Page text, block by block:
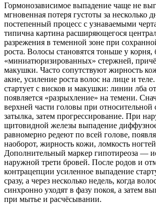
Гормонозависимое выпадение чаще не
мгновенная потеря густоты за несколько
постепенный процесс с узнаваемыми
типична картина расширяющегося
разрежения в теменной зоне при
роста. Волосы становятся тоньше у корня,
«миниатюризированных» стержней,
макушки. Часто сопутствуют жирность
акне, усиление роста волос на лице и
стартует с висков и макушки: линии лба
появляется «разрыхление» на темени.
верхней части головы при относительной
затылка, затем прогрессирование. При
щитовидной железы выпадение
равномерно редеют по всей голове,
наоборот, жирность кожи, ломкость
Дополнительный маркер гипотиреоза —
наружной трети бровей. После родов и
контрацепции усиленное выпадение
сразу, а через несколько недель, когда
синхронно уходят в фазу покоя, а затем
при мытье и расчёсывании.